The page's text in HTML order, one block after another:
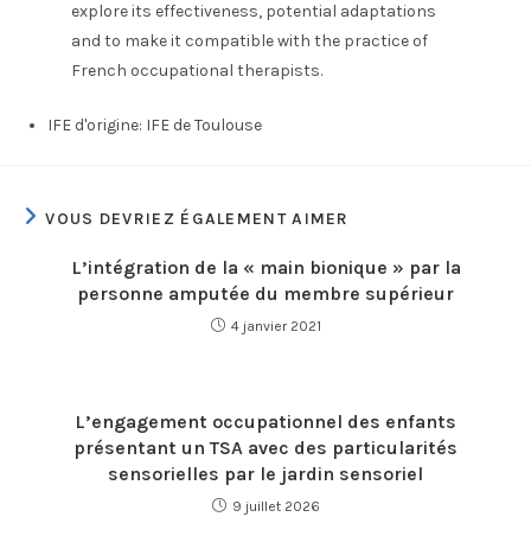
explore its effectiveness, potential adaptations
and to make it compatible with the practice of
French occupational therapists.
IFE d'origine: IFE de Toulouse
VOUS DEVRIEZ ÉGALEMENT AIMER
L’intégration de la « main bionique » par la
personne amputée du membre supérieur
4 janvier 2021
L’engagement occupationnel des enfants
présentant un TSA avec des particularités
sensorielles par le jardin sensoriel
9 juillet 2026